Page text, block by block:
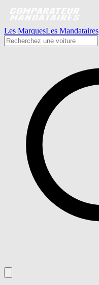
Les MarquesLes Mandataires